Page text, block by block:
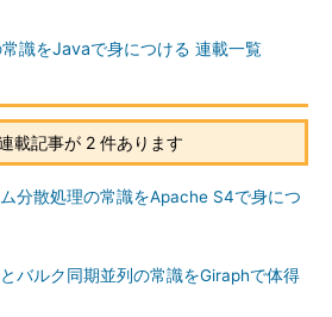
識をJavaで身につける 連載一覧
載記事が 2 件あります
分散処理の常識をApache S4で身につ
バルク同期並列の常識をGiraphで体得